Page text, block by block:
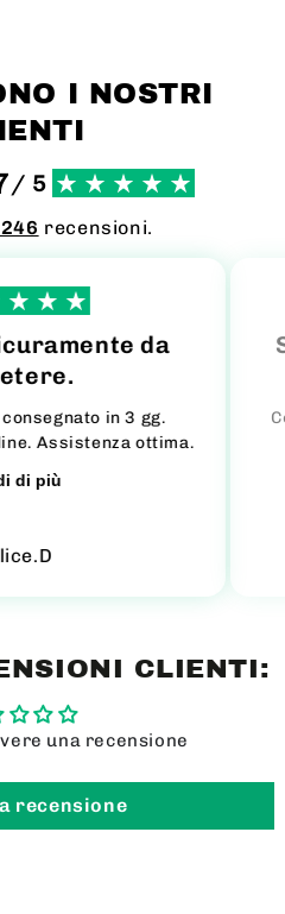
I NOSTRI
/ 5
recensioni.
da
in 3 gg.
Assistenza ottima.
di più
CLIENTI:
una recensione
recensione